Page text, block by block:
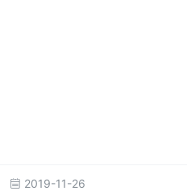
2019-11-26